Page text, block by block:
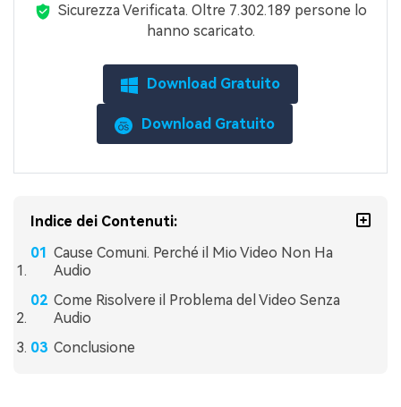
Sicurezza Verificata. Oltre 7.302.189 persone lo
hanno scaricato.
Download Gratuito
Download Gratuito
Indice dei Contenuti:
Cause Comuni. Perché il Mio Video Non Ha
Audio
Come Risolvere il Problema del Video Senza
Audio
Conclusione